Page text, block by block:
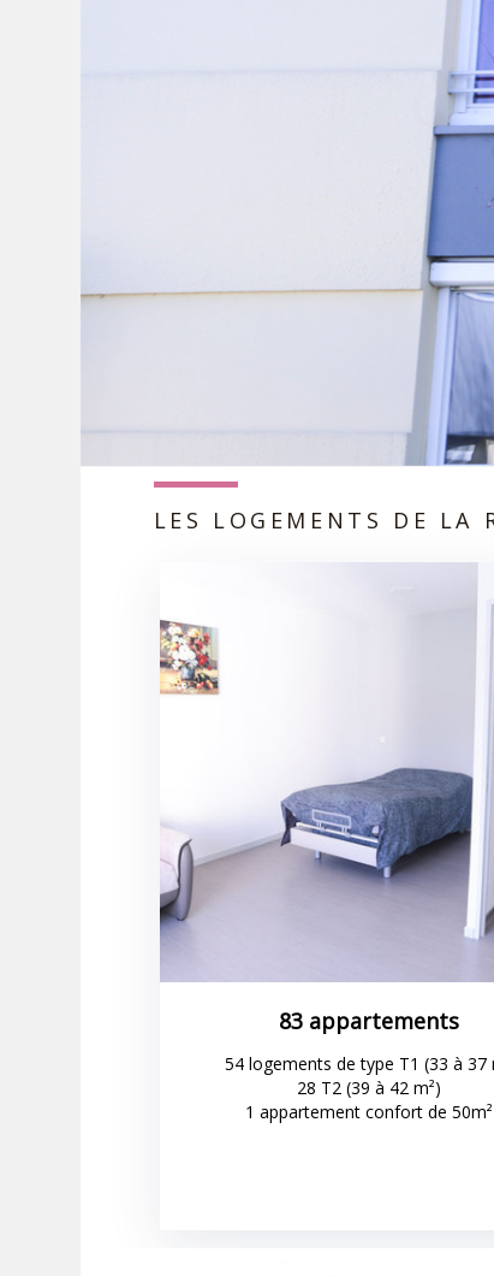
LES LOGEMENTS DE LA
83 appartements
54 logements de type T1 (33 à 37
28 T2 (39 à 42 m²)
1 appartement confort de 50m²